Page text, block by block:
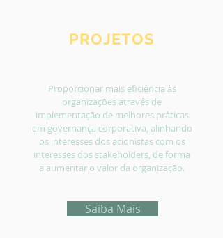
PROJETOS
Proporcionar mais eficiência às
organizações através de
implementação de melhores práticas
em governança corporativa, alinhando
os interesses dos acionistas com os
interesses dos stakeholders, de forma
a aumentar o valor da organização.
Saiba Mais